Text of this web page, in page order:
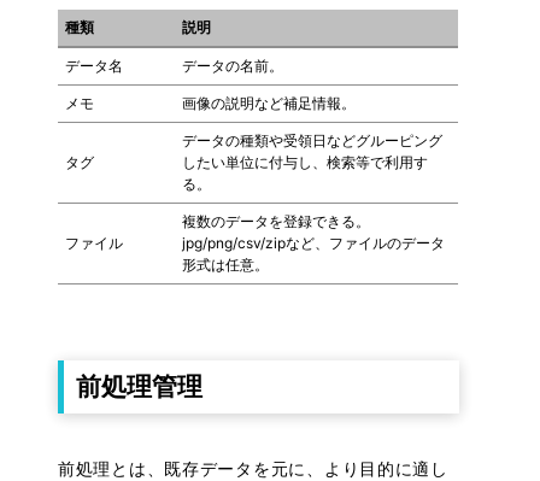
種類 説明
データ名 データの名前。
メモ 画像の説明など補足情報。
タグ
データの種類や受領日などグルーピング
したい単位に付与し、検索等で利用す
る。
ファイル
複数のデータを登録できる。
jpg/png/csv/zipなど、ファイルのデータ
形式は任意。
前処理管理
前処理とは、既存データを元に、より目的に適し